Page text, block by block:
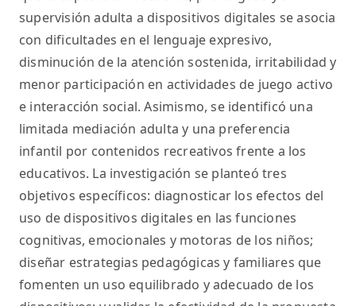
supervisión adulta a dispositivos digitales se asocia
con dificultades en el lenguaje expresivo,
disminución de la atención sostenida, irritabilidad y
menor participación en actividades de juego activo
e interacción social. Asimismo, se identificó una
limitada mediación adulta y una preferencia
infantil por contenidos recreativos frente a los
educativos. La investigación se planteó tres
objetivos específicos: diagnosticar los efectos del
uso de dispositivos digitales en las funciones
cognitivas, emocionales y motoras de los niños;
diseñar estrategias pedagógicas y familiares que
fomenten un uso equilibrado y adecuado de los